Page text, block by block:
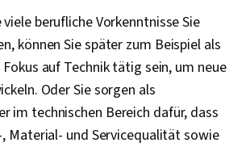
berufliche Vorkenntnisse Sie
können Sie später zum Beispiel als
auf Technik tätig sein, um neue
Oder Sie sorgen als
im technischen Bereich dafür, dass
Material- und Servicequalität sowie